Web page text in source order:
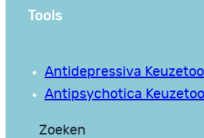
Tools
Antidepressiva Keuzetool
Antipsychotica Keuzetool
Zoeken